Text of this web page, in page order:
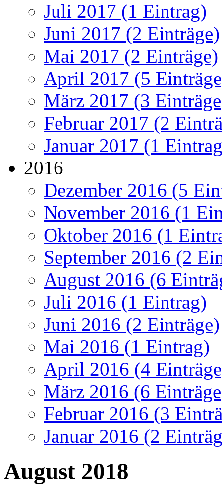
Juli 2017 (1 Eintrag)
Juni 2017 (2 Einträge)
Mai 2017 (2 Einträge)
April 2017 (5
März 2017 (3
Februar 2017 (2
Januar 2017 (1
2016
Dezember 2016 (5
November 2016 (1
Oktober 2016 (1
September 2016 (2
August 2016 (6
Juli 2016 (1 Eintrag)
Juni 2016 (2 Einträge)
Mai 2016 (1 Eintrag)
April 2016 (4
März 2016 (6
Februar 2016 (3
Januar 2016 (2
August 2018